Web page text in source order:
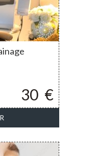
30 €